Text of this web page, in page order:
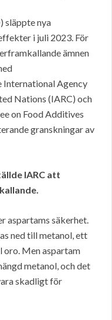
släppte nya
i juli 2023. För
ämnen
International Agency
Nations (IARC) och
on Food Additives
granskningar av
IARC att
aspartams säkerhet.
ned till metanol, ett
oro. Men aspartam
metanol, och det
skadligt för